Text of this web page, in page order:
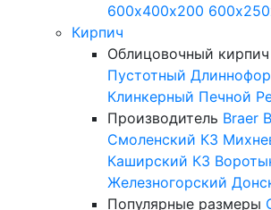
600х400х200
Кирпич
Облицовочный кирпич
Пустотный
Клинкерный Печной
Производитель Braer
Смоленский КЗ
Каширский КЗ
Железногорский
Популярные размеры